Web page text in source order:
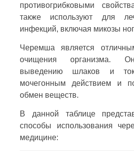
противогрибковыми
также используют для
инфекций, включая микозы
Черемша является
очищения организма.
выведению шлаков и
мочегонным действием и
обмен веществ.
В данной таблице
способы использования
медицине: